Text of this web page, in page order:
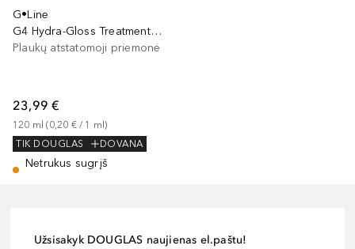
G•Line
G4 Hydra-Gloss Treatment Mask
Plaukų atstatomoji priemonė
23,99 €
120 ml (0,20 € / 1 ml)
TIK DOUGLAS
DOVANA
Netrukus sugrįš
Užsisakyk DOUGLAS naujienas el.paštu!